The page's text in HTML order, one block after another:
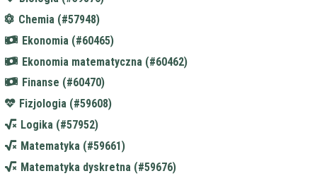
Chemia (#57948)
Ekonomia (#60465)
Ekonomia matematyczna (#60462)
Finanse (#60470)
Fizjologia (#59608)
Logika (#57952)
Matematyka (#59661)
Matematyka dyskretna (#59676)